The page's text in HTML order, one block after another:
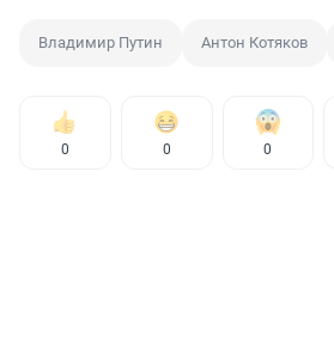
Владимир Путин Антон Котяков
0 0 0